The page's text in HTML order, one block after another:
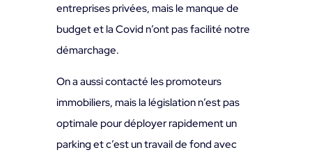
entreprises privées, mais le manque de
budget et la Covid n’ont pas facilité notre
démarchage.
On a aussi contacté les promoteurs
immobiliers, mais la législation n’est pas
optimale pour déployer rapidement un
parking et c’est un travail de fond avec